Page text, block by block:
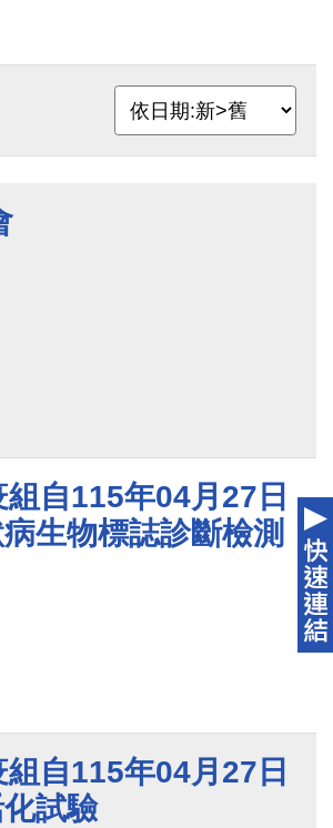
自115年04月27日
生物標誌診斷檢測
自115年04月27日
試驗